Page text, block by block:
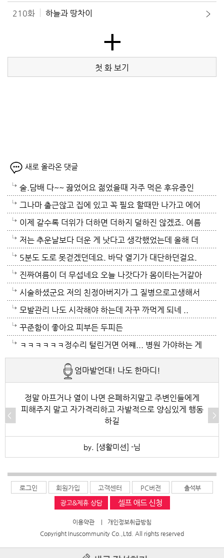
210화 하늘과 땅차이
+
첫 화 보기
새로 올라온 댓글
술.담배 다~~ 끓었어요 젊었을때 자주 먹은 후유증인
가? 나이먹어서 생고생중 입니다 ㅠㅠㅠㅠ
그나마 출근않고 집에 있고 꼭 필요 할때만 나가고 에어
컨 켜고 있으니 그나마 잘 견디고 있네요 이렇게 에어컨
이 가열되면 지구 온도는 더 올라 갈 것이고 전력은 더
모자날것이고 악순환이죠 그러게요 이제는 변압기 과부
하로 정전이 될까봐 제일 무섭기도 합니다
이제 갈수록 더위가 더하면 더하지 덜하진 않겠죠. 여름
만 없음 좋겠어요. 여름이 무서워요.ㅎ 겨울엔 추움 옷
이래도 껴입고 집에 가만있음 되는데 ..여름은 집을나가
기가 겁나요. 장대비가 한바탕 퍼부움 좋겠네요.
저는 추운날보다 더운 게 낫다고 생각했었는데 올해 더
위는 난생처음 겪는 거라 적응이 안되네요. 제발 비가 쏟
아져서 기온이 내려가면 좋겠어요.
5분도 도로 못걷겠던데요. 바닥 열기가 대단하던걸요.
지하도로 들어가서 병원근처서 또다시 지상으로 올라와
병원갔네요. 두군데를 가느라고 어제그랬죠. 엔간하면
밖에 나가지마요. 쓰러져요.ㅎ쿠팡에서 배달시키고 집
에있는걸로 저도 해결하네요. 처서가 23일이네요. 비좀
왔음 좋겠어요.근대 당분간 비소식이 없더라구요. 내일
부터 중부지방은 더위가 좀 주춤한다 일기예보서 그러
긴하데요. 좀만 참으면 되겠지요. 에어컨 없는집 어찌사
나 몰라요. 서울 봉천동 아파트엔 전기나가고 물도안나
오고 난리도 아니더만요. 아파트는 그래서 저는 싫어요.
진짜여름이 더 무섭네요 오늘 나갓다가 몸이타는거같아
택시타고 왔어요 당분간 안나가야겠어요 처서가 되면
햇빛도 덜따갑고 더위도 한풀꺽이던데 이러다가 여름나
라로 변할수도 있겠어요 쿠팡에 바람나오는 팬달린 조
끼팔던데 그거는 오래는 사용이안되겠지요 태풍이라도
불어 이 열기를 식혀주먼 좋겠어요 살다가 태풍기다리
기는 처음이네요
시술하셨군요 저의 친정아버지가 그 질병으로고생해서
저도 좀 압니다 남자들이 나이먹음 잘 걸리는병이죠 여
자들이 방광염에 자주 걸리듯이 그병도 재발이 잦은편
이여서 조심하셔야 할거에요 남편분 술 좋아하시나요
보통 술많이 드시는분이 오는 질병인데 저의 아버지가
술고래였거든요
모발관리 나도 시작해야 하는데 자꾸 까먹게 되네 ..
꾸준함이 좋아요 피부든 두피든
ㅋㅋㅋㅋㅋㅋ정수리 털린거면 어쨰... 병원 가야하는 게
엄마발언대! 나도 한마디!
정말 아프거나 열이 나면 은폐하지말고 주변인들에게
피해주지 말고 자가격리하고 자발적으로 양심있게 행동
하길
by. [생활미션] -님
로그인 회원가입 고객센터 PC버전 출석부
이용약관 |
개인정보취급방침
Copyright Inuscommunity Co.,Ltd. All rights reserved